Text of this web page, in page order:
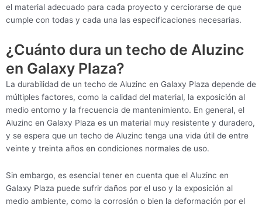
el material adecuado para cada proyecto y cerciorarse de que
cumple con todas y cada una las especificaciones necesarias.
¿Cuánto dura un techo de Aluzinc
en Galaxy Plaza?
La durabilidad de un techo de Aluzinc en Galaxy Plaza depende de
múltiples factores, como la calidad del material, la exposición al
medio entorno y la frecuencia de mantenimiento. En general, el
Aluzinc en Galaxy Plaza es un material muy resistente y duradero,
y se espera que un techo de Aluzinc tenga una vida útil de entre
veinte y treinta años en condiciones normales de uso.
Sin embargo, es esencial tener en cuenta que el Aluzinc en
Galaxy Plaza puede sufrir daños por el uso y la exposición al
medio ambiente, como la corrosión o bien la deformación por el